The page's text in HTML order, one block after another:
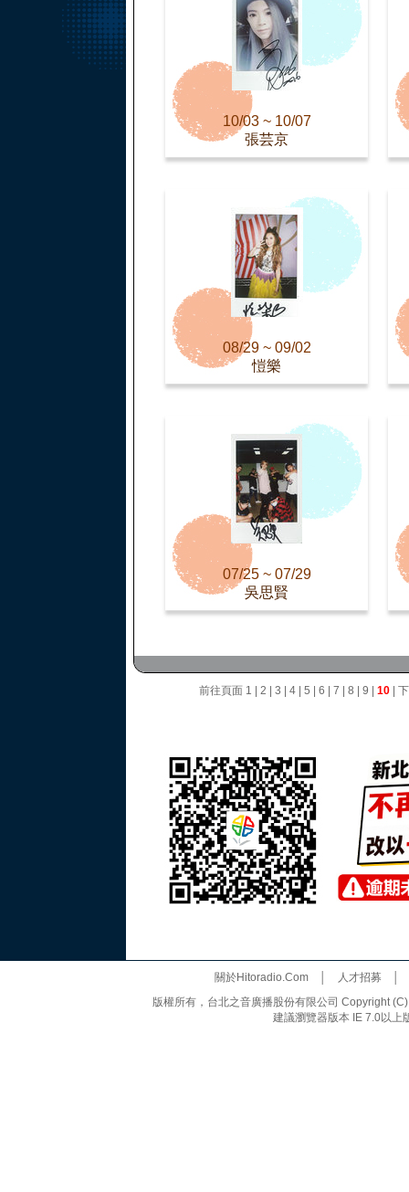
10/03 ~ 10/07
張芸京
08/29 ~ 09/02
愷樂
07/25 ~ 07/29
吳思賢
前往頁面 1 2 3 4| 5 6 7 8 9 10|
關於Hitoradio.Com│ 人才招募
版權所有，台北之音廣播股份有限公司 Copyright
建議瀏覽器版本 IE 7.0以上